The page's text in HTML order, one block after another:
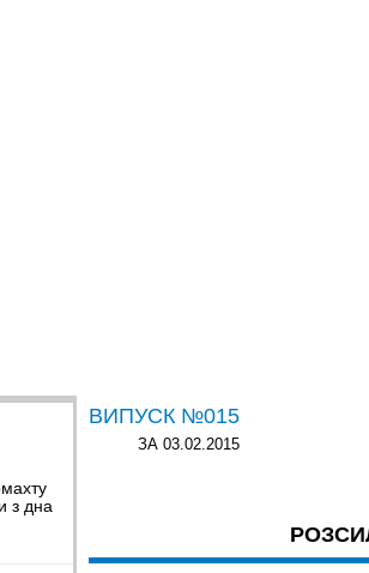
з дна
ВИПУСК №015
ЗА 03.02.2015